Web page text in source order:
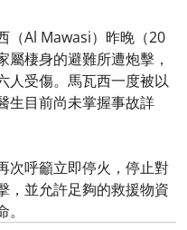
（Al Mawasi）昨晚（20
屬棲身的避難所遭炮擊，
人受傷。馬瓦西一度被以
生目前尚未掌握事故詳
次呼籲立即停火，停止對
，並允許足夠的救援物資